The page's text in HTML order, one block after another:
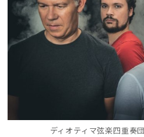
ディオティマ弦楽四重